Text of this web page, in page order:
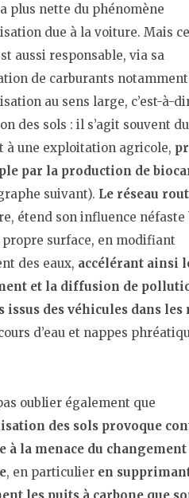
plus nette du phénomène
due à la voiture. Mais
aussi responsable, via sa
de carburants
au sens large, c’est-à-
des sols : il s’agit souvent
à une exploitation agricole,
par la production de
suivant). Le réseau
étend son influence néfaste
propre surface, en modifiant
des eaux, accélérant ainsi
et la diffusion de
issus des véhicules dans
d’eau et nappes
oublier également que
des sols provoque
à la menace du changement
, en particulier en
les puits à carbone que